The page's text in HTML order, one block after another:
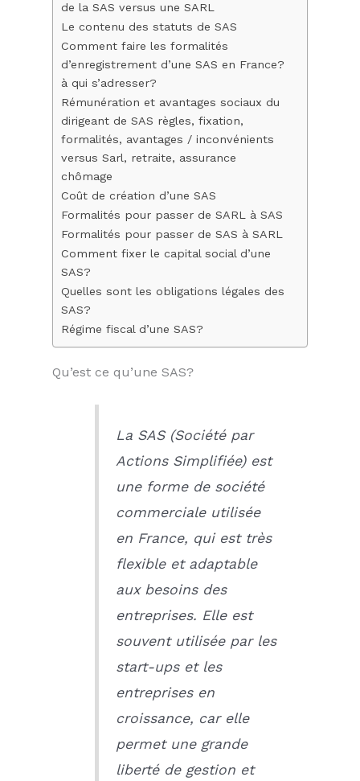
de la SAS versus une SARL
Le contenu des statuts de SAS
Comment faire les formalités
d’enregistrement d’une SAS en France?
à qui s’adresser?
Rémunération et avantages sociaux du
dirigeant de SAS règles, fixation,
formalités, avantages / inconvénients
versus Sarl, retraite, assurance
chômage
Coût de création d’une SAS
Formalités pour passer de SARL à SAS
Formalités pour passer de SAS à SARL
Comment fixer le capital social d’une
SAS?
Quelles sont les obligations légales des
SAS?
Régime fiscal d’une SAS?
Qu’est ce qu’une SAS?
La SAS (Société par
Actions Simplifiée) est
une forme de société
commerciale utilisée
en France, qui est très
flexible et adaptable
aux besoins des
entreprises. Elle est
souvent utilisée par les
start-ups et les
entreprises en
croissance, car elle
permet une grande
liberté de gestion et